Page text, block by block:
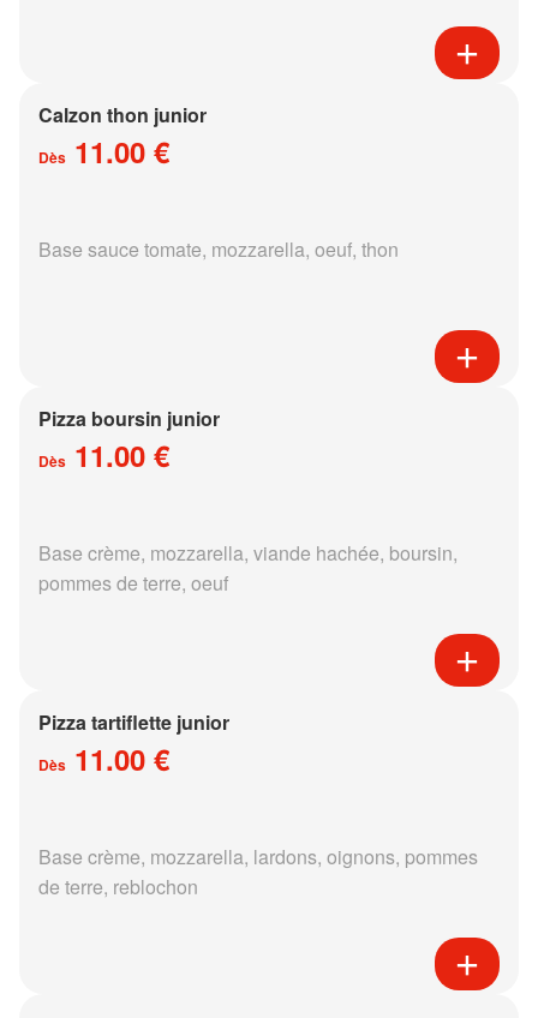
Calzon thon junior
Dès 11.00 €
Base sauce tomate, mozzarella, oeuf, thon
Pizza boursin junior
Dès 11.00 €
Base crème, mozzarella, viande hachée, boursin,
pommes de terre, oeuf
Pizza tartiflette junior
Dès 11.00 €
Base crème, mozzarella, lardons, oignons, pommes
de terre, reblochon